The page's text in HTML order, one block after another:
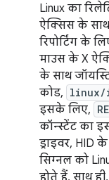
Linux का
ऐक्सिस के साथ
रिपोर्टिंग के
माउस के X
के साथ
कोड, linux/
इसके लिए,
कॉन्स्टेंट का
ड्राइवर, HID
सिग्नल को
होते हैं. साथ ही,